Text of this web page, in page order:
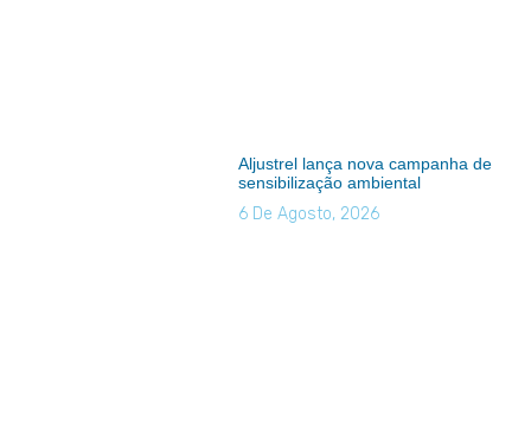
Aljustrel lança nova campanha de
sensibilização ambiental
6 De Agosto, 2026